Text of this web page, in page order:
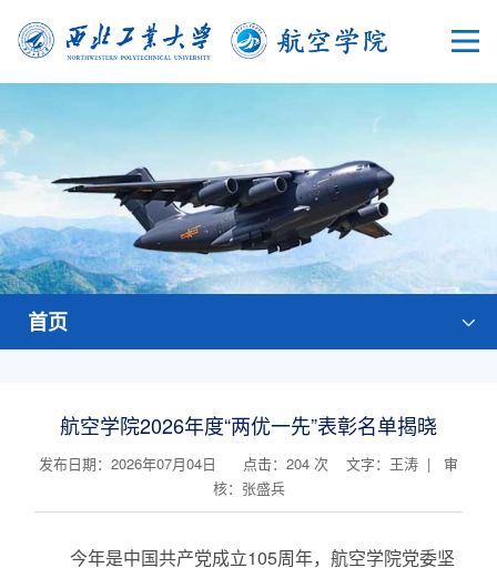
首页
航空学院2026年度“两优一先”表彰名单揭晓
发布日期：2026年07月04日 点击： 204 次 文字：王涛 | 审
核：张盛兵
今年是中国共产党成立105周年，航空学院党委坚